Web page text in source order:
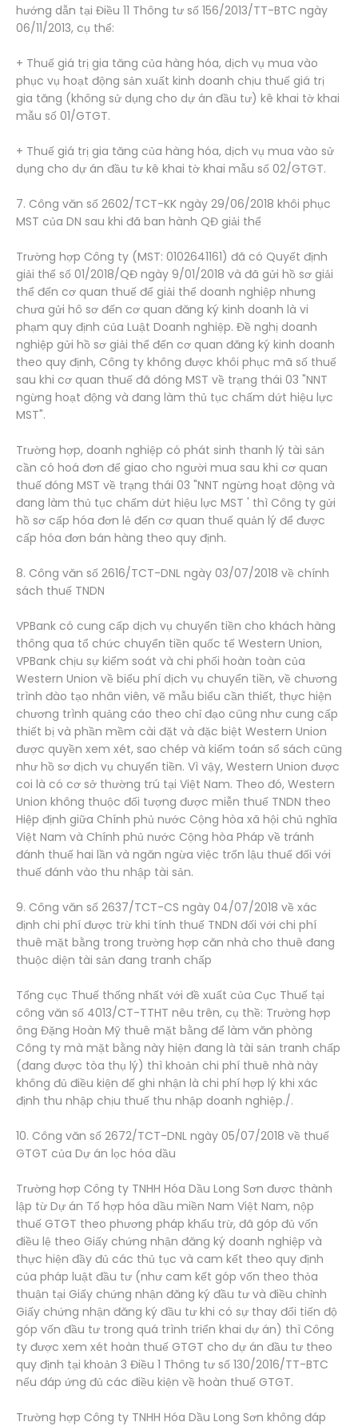
hướng dẫn tại Điều 11 Thông tư số 156/2013/TT-BTC ngày
06/11/2013, cụ thể:
+ Thuế giá trị gia tăng của hàng hóa, dịch vụ mua vào
phục vụ hoạt động sản xuất kinh doanh chịu thuế giá trị
gia tăng (không sử dụng cho dự án đầu tư) kê khai tờ khai
mẫu số 01/GTGT.
+ Thuế giá trị gia tăng của hàng hóa, dịch vụ mua vào sử
dụng cho dự án đầu tư kê khai tờ khai mẫu số 02/GTGT.
7. Công văn số 2602/TCT-KK ngày 29/06/2018 khôi phục
MST của DN sau khi đã ban hành QĐ giải thể
Trường hợp Công ty (MST: 0102641161) đã có Quyết định
giải thể số 01/2018/QĐ ngày 9/01/2018 và đã gửi hồ sơ giải
thể đến cơ quan thuế để giải thể doanh nghiệp nhưng
chưa gửi hô sơ đến cơ quan đăng ký kinh doanh là vi
phạm quy định của Luật Doanh nghiệp. Đề nghị doanh
nghiệp gửi hồ sơ giải thể đến cơ quan đăng ký kinh doanh
theo quy định, Công ty không được khôi phục mã số thuế
sau khi cơ quan thuế đã đóng MST về trạng thái 03 "NNT
ngừng hoạt động và đang làm thủ tục chấm dứt hiệu lực
MST".
Trường hợp, doanh nghiệp có phát sinh thanh lý tài sản
cần có hoá đơn để giao cho người mua sau khi cơ quan
thuế đóng MST về trạng thái 03 "NNT ngừng hoạt động và
đang làm thủ tục chấm dứt hiệu lực MST ' thì Công ty gửi
hồ sơ cấp hóa đơn lẻ đến cơ quan thuế quản lý để được
cấp hóa đơn bán hàng theo quy định.
8. Công văn số 2616/TCT-DNL ngày 03/07/2018 về chính
sách thuế TNDN
VPBank có cung cấp dịch vụ chuyển tiền cho khách hàng
thông qua tổ chức chuyển tiền quốc tế Western Union,
VPBank chịu sự kiểm soát và chi phối hoàn toàn của
Western Union về biểu phí dịch vụ chuyển tiền, về chương
trình đào tạo nhân viên, vẽ mẫu biểu cần thiết, thực hiện
chương trình quảng cáo theo chỉ đạo cũng như cung cấp
thiết bị và phần mềm cài đặt và đặc biệt Western Union
được quyền xem xét, sao chép và kiểm toán sổ sách cũng
như hồ sơ dịch vụ chuyển tiền. Vì vậy, Western Union được
coi là có cơ sở thường trú tại Việt Nam. Theo đó, Western
Union không thuộc đối tượng được miễn thuế TNDN theo
Hiệp định giữa Chính phủ nước Cộng hòa xã hội chủ nghĩa
Việt Nam và Chính phủ nước Cộng hòa Pháp về tránh
đánh thuế hai lần và ngăn ngừa việc trốn lậu thuế đối với
thuế đánh vào thu nhập tài sản.
9. Công văn số 2637/TCT-CS ngày 04/07/2018 về xác
định chi phí được trừ khi tính thuế TNDN đối với chi phí
thuê mặt bằng trong trường hợp căn nhà cho thuê đang
thuộc diện tài sản đang tranh chấp
Tổng cục Thuế thống nhất với đề xuất của Cục Thuế tại
công văn số 4013/CT-TTHT nêu trên, cụ thề: Trường hợp
ông Đặng Hoàn Mỹ thuê mặt bằng để làm văn phòng
Công ty mà mặt bằng này hiện đang là tài sản tranh chấp
(đang được tòa thụ lý) thì khoản chi phí thuê nhà này
không đủ điều kiện để ghi nhận là chi phí hợp lý khi xác
định thu nhập chịu thuế thu nhập doanh nghiệp./.
10. Công văn số 2672/TCT-DNL ngày 05/07/2018 về thuế
GTGT của Dự án lọc hóa dầu
Trường hợp Công ty TNHH Hóa Dầu Long Sơn được thành
lập từ Dự án Tổ hợp hóa dầu miền Nam Việt Nam, nộp
thuế GTGT theo phương pháp khấu trừ, đã góp đủ vốn
điều lệ theo Giấy chứng nhận đăng ký doanh nghiệp và
thực hiện đầy đủ các thủ tục và cam kết theo quy định
của pháp luật đầu tư (như cam kết góp vốn theo thỏa
thuận tại Giấy chứng nhận đăng ký đầu tư và điều chỉnh
Giấy chứng nhận đăng ký đầu tư khi có sự thay đổi tiến độ
góp vốn đầu tư trong quá trình triển khai dự án) thì Công
ty được xem xét hoàn thuế GTGT cho dự án đầu tư theo
quy định tại khoản 3 Điều 1 Thông tư số 130/2016/TT-BTC
nếu đáp ứng đủ các điều kiện về hoàn thuế GTGT.
Trường hợp Công ty TNHH Hóa Dầu Long Sơn không đáp